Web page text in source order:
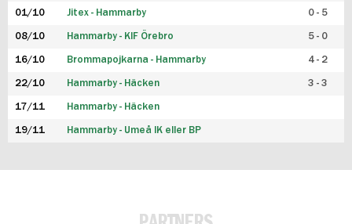
01/10 Jitex - Hammarby 0 - 5
08/10 Hammarby - KIF Örebro 5 - 0
16/10 Brommapojkarna - Hammarby 4 - 2
22/10 Hammarby - Häcken 3 - 3
17/11 Hammarby - Häcken
19/11 Hammarby - Umeå IK eller BP